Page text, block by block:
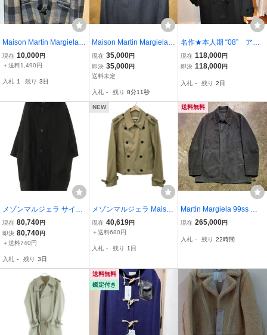
Maison Martin Margiela
(メゾン マルタンマルジェ
ラ) ⑩ マルジェラ メゾン
ト コート 44
現在 10,000円
＋送料1,490円
入札 1 残り 3日
Maison Martin Margiela 1
4 マルタン マルジェラ 名
作 ハの字 ウール ショー
ト コート 44 国内正
現在 35,000円
即決 35,000円
送料未定
入札 - 残り 8分10秒
名作★本人期 “08” アー
カイブ14 マルタンマルジ
ェラ MARTIN MARGIE
ア 即完売品 ブラック こ
現在 118,000円
即決 118,000円
入札 - 残り 2日
メゾンマルジェラ サイズ:
50 S50AA015 オーバーサ
イズコート 中古 BS99
現在 80,740円
即決 80,740円
＋送料740円
入札 - 残り 3日
NEW
メゾンマルジェラ Maison
Margiela トレンチコート
サイズ52 S50AM0343 -
袖/ショート丈/春/秋 美品
現在 40,619円
＋送料680円
入札 - 残り 1日
送料無料
Martin Margiela 99ss カ
ーコート 1999ss 90s マ
50 メンズサイズ 八の字
現在 265,000円
入札 - 残り 22時間
送料無料
鑑定付き